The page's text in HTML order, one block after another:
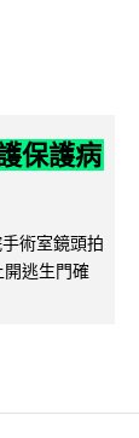
保護病
術室鏡頭拍
逃生門確